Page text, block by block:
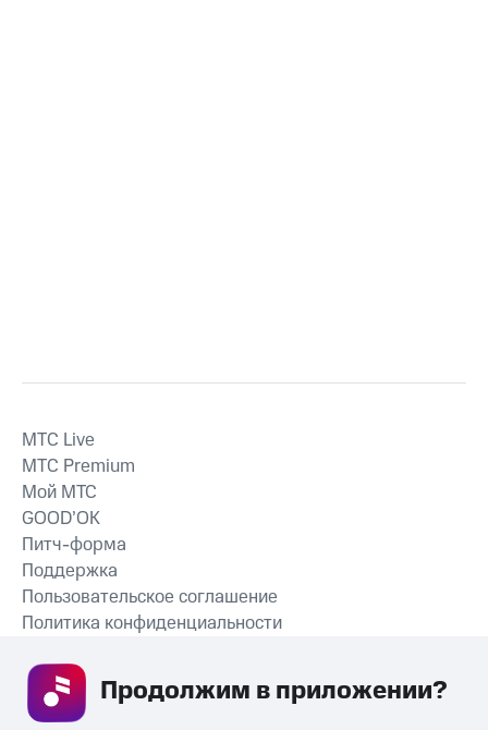
СКАЧАТЬ ПРИЛОЖЕНИЕ
MTС Live
MTС Premium
Мой МТС
GOOD’OK
Питч-форма
Поддержка
Пользовательское соглашение
Политика конфиденциальности